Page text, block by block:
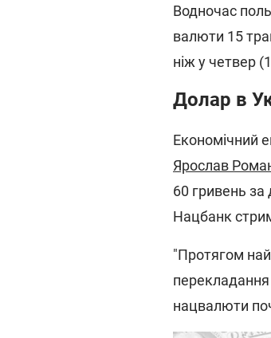
Водночас
валюти 15
ніж у четвер
Долар в
Економічний
Ярослав
60 гривень за
Нацбанк
"Протягом
перекладання
нацвалюти